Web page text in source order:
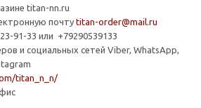
titan-nn.ru
почту titan-order@mail.ru
91-33 или +79290539133
и социальных сетей Viber, WhatsApp,
titan_n_n/